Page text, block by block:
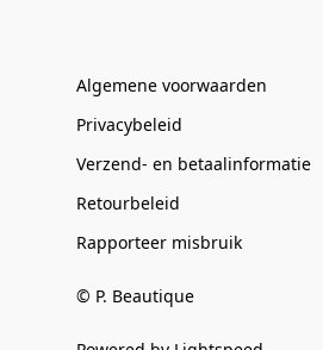
Algemene voorwaarden
Privacybeleid
Verzend- en betaalinformatie
Retourbeleid
Rapporteer misbruik
© P. Beautique